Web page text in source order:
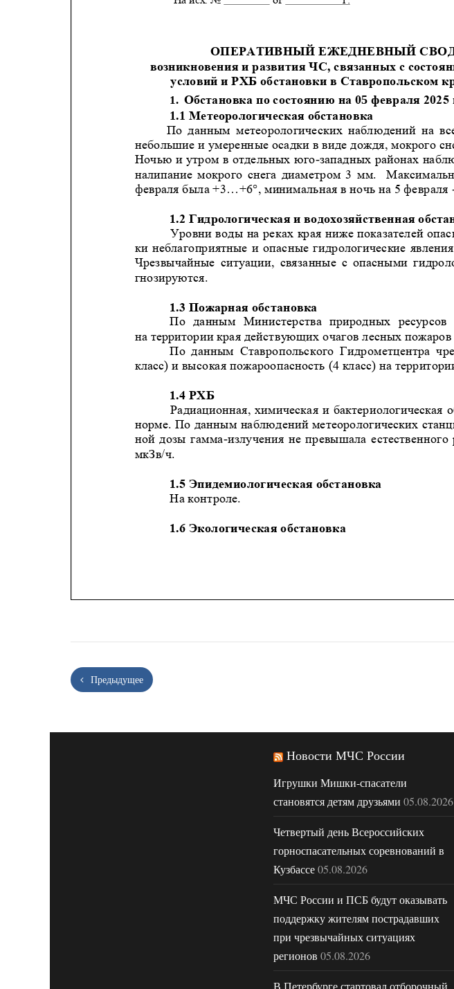
Предыдущее
Новости МЧС России
Игрушки Мишки-спасатели
становятся детям друзьями 05.08.2026
Четвертый день Всероссийских
горноспасательных соревнований в
Кузбассе 05.08.2026
МЧС России и ПСБ будут оказывать
поддержку жителям пострадавших
при чрезвычайных ситуациях
регионов 05.08.2026
В Петербурге стартовал отборочный